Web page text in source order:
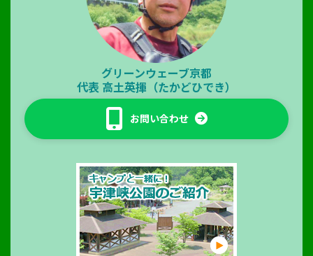
グリーンウェーブ京都
代表 高土英揮（たかどひでき）
お問い合わせ